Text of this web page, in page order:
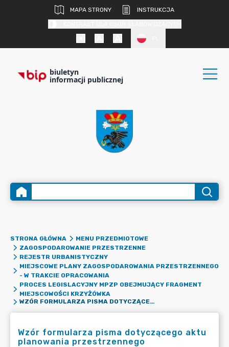
MAPA STRONY
INSTRUKCJA
biuletyn
informacji publicznej
STRONA GŁÓWNA
MENU PRZEDMIOTOWE
ZAGOSPODAROWANIE PRZESTRZENNE
REJESTR URBANISTYCZNY
MIEJSCOWE PLANY ZAGOSPODAROWANIA PRZESTRZENNEGO
- W TRAKCIE OPRACOWANIA
PROCES LEGISLACYJNY MPZP OBEJMUJĄCY FRAGMENT
MIEJSCOWOŚCI KRZYŻÓWKA
WZÓR FORMULARZA PISMA DOTYCZĄCEGO AKTU PLANOWANIA PRZESTRZENNEGO
Wzór formularza pisma dotyczącego aktu
planowania przestrzennego